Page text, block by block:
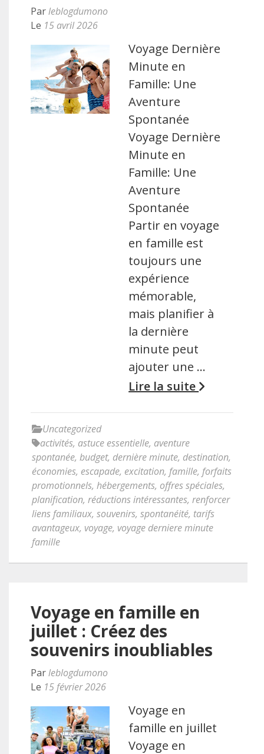
Parleblogdumono
Le 15 avril 2026
Voyage Dernière
Minute en
Famille: Une
Aventure
Spontanée
Voyage Dernière
Minute en
Famille: Une
Aventure
Spontanée
Partir en voyage
en famille est
toujours une
expérience
mémorable,
mais planifier à
la dernière
minute peut
ajouter une …
Lire la suite
Uncategorized
activités, astuce essentielle, aventure
spontanée, budget, dernière minute, destination,
économies, escapade, excitation, famille, forfaits
promotionnels, hébergements, offres spéciales,
planification, réductions intéressantes, renforcer
liens familiaux, souvenirs, spontanéité, tarifs
avantageux, voyage, voyage derniere minute
famille
Voyage en famille en
juillet : Créez des
souvenirs inoubliables
Parleblogdumono
Le 15 février 2026
Voyage en
famille en juillet
Voyage en